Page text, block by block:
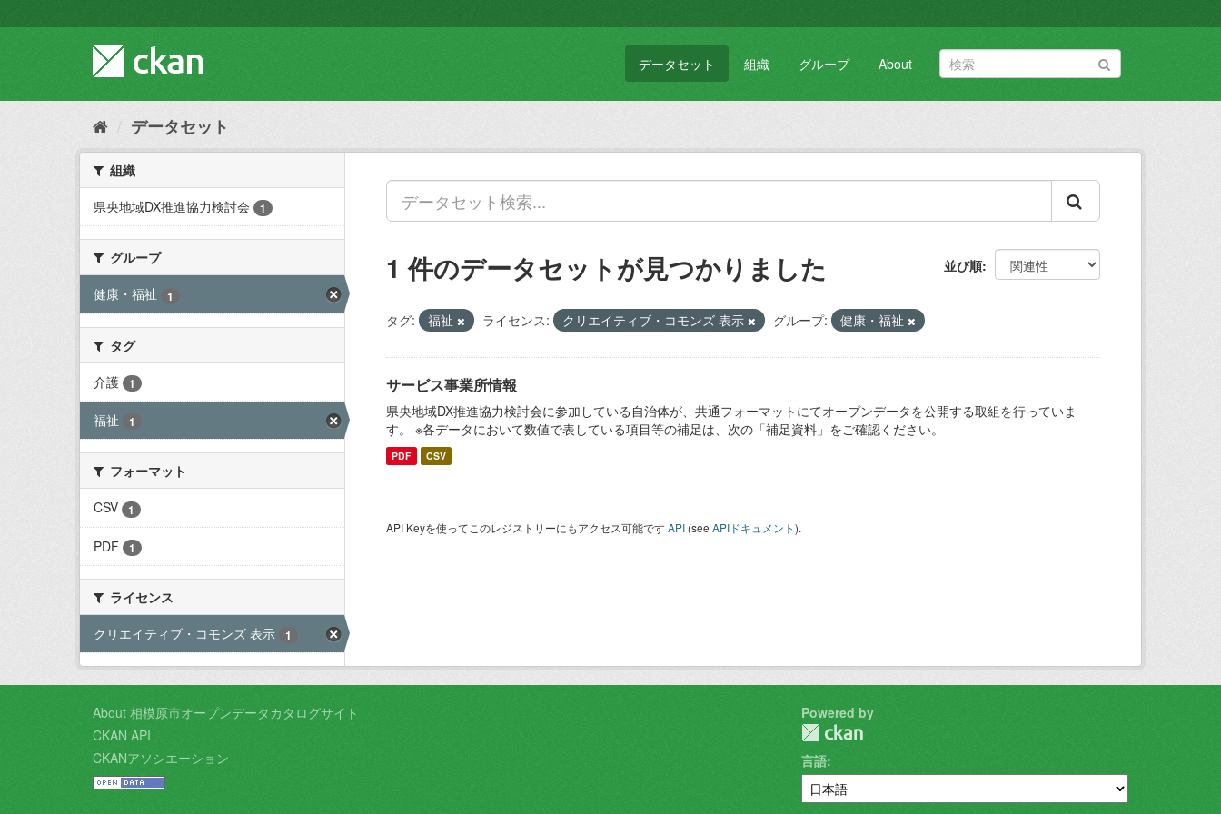
キ
て
データセット 組織 グループ About
データセット
組織
県央地域DX推進協力検討会
1
グループ
健康・福祉
1
タグ
介護
1
福祉 1
フォーマット
CSV
1
PDF 1
ライセンス
クリエイティブ・コモンズ 表示
1
並び順
1 件のデータセットが見つかりました
タグ: 福祉 ライセンス: クリエイティブ・コモンズ 表示 グループ: 健康・福祉
サービス事業所情報
県央地域DX推進協力検討会に参加している自治体が、共通フォーマットにてオープンデータを公開する取組を行っていま
す。 ※各データにおいて数値で表している項目等の補足は、次の「補足資料」をご確認ください。
PDF CSV
API Keyを使ってこのレジストリーにもアクセス可能ですAPI (see APIドキュメント).
About 相模原市オープンデータカタログサイト
CKAN API
CKANアソシエーション
Powered by
言語